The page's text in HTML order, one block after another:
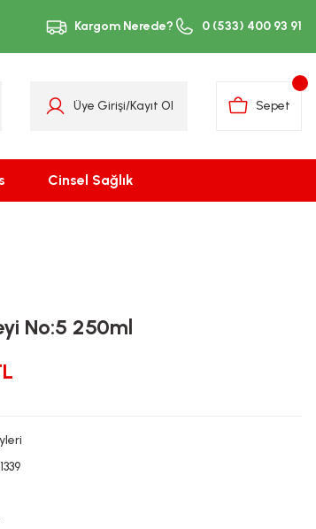
Kargom Nerede? 0 (533) 400 93 91
Üye Girişi/Kayıt Ol Sepet
Cinsel Sağlık
No:5 250ml